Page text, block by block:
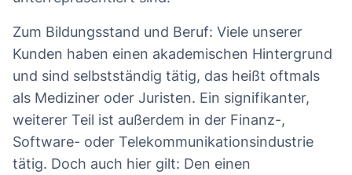
Zum Bildungsstand und Beruf: Viele unserer
Kunden haben einen akademischen Hintergrund
und sind selbstständig tätig, das heißt oftmals
als Mediziner oder Juristen. Ein signifikanter,
weiterer Teil ist außerdem in der Finanz-,
Software- oder Telekommunikationsindustrie
tätig. Doch auch hier gilt: Den einen